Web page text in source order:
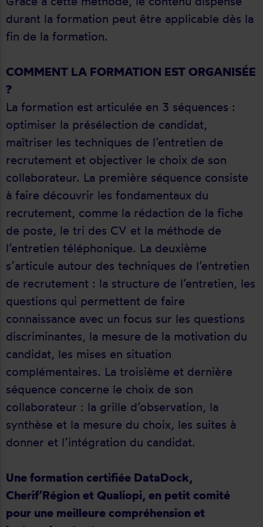
durant la formation peut être applicable dès la
fin de la formation.
COMMENT LA FORMATION EST ORGANISÉE
?
La formation est articulée en 3 séquences :
optimiser la présélection de candidat,
maîtriser les techniques de l’entretien de
recrutement et objectiver le choix de son
collaborateur. La première séquence consiste
à faire découvrir les fondamentaux du
recrutement, comme la rédaction de la fiche
de poste, le tri des CV et la méthode de
l’entretien téléphonique. La deuxième
s’articule autour des techniques de l’entretien
de recrutement : la structure de l’entretien, les
questions qui permettent de faire
connaissance avec un focus sur les questions
discriminantes, la mesure de la motivation du
candidat, les mises en situation
complémentaires. La troisième et dernière
séquence concerne le choix de son
collaborateur : la grille d’observation, la
synthèse et la mesure du choix, les suites à
donner et l’intégration du candidat.
Une formation certifiée DataDock,
Cherif’Région et Qualiopi, en petit comité
pour une meilleure compréhension et